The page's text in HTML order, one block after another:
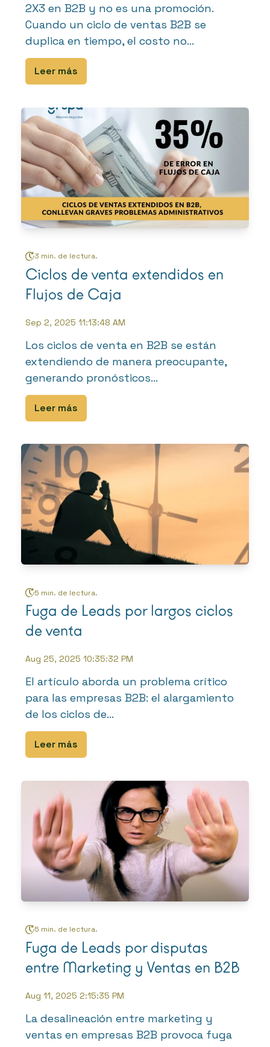
2X3 en B2B y no es una promoción.
Cuando un ciclo de ventas B2B se
duplica en tiempo, el costo no...
Leer más
3 min. de lectura.
Ciclos de venta extendidos en
Flujos de Caja
Sep 2, 2025 11:13:48 AM
Los ciclos de venta en B2B se están
extendiendo de manera preocupante,
generando pronósticos...
Leer más
5 min. de lectura.
Fuga de Leads por largos ciclos
de venta
Aug 25, 2025 10:35:32 PM
El artículo aborda un problema crítico
para las empresas B2B: el alargamiento
de los ciclos de...
Leer más
5 min. de lectura.
Fuga de Leads por disputas
entre Marketing y Ventas en B2B
Aug 11, 2025 2:15:35 PM
La desalineación entre marketing y
ventas en empresas B2B provoca fuga